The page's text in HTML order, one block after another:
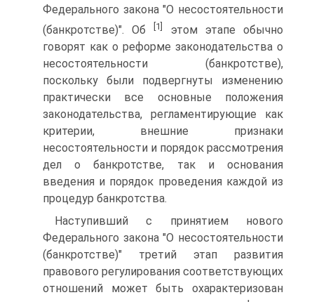
Федерального закона "О несостоятельности
(банкротстве)". Об[1]
этом этапе обычно
говорят как о реформе законодательства о
несостоятельности (банкротстве),
поскольку были подвергнуты изменению
практически все основные положения
законодательства, регламентирующие как
критерии, внешние признаки
несостоятельности и порядок рассмотрения
дел о банкротстве, так и основания
введения и порядок проведения каждой из
процедур банкротства.
Наступивший с принятием нового
Федерального закона "О несостоятельности
(банкротстве)" третий этап развития
правового регулирования соответствующих
отношений может быть охарактеризован